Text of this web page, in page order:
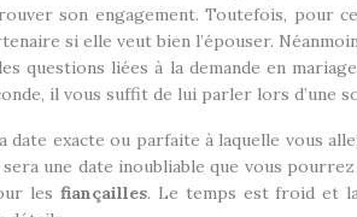
son engagement. Toutefois, pour
si elle veut bien l’épouser.
questions liées à la demande en
il vous suffit de lui parler lors
date exacte ou parfaite à laquelle vous
une date inoubliable que vous
les fiançailles. Le temps est froid et la